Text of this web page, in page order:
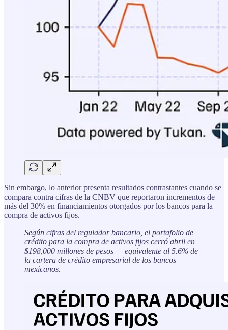
Sin embargo, lo anterior presenta resultados contrastantes cuando se
compara contra cifras de la CNBV que reportaron incrementos de
más del 30% en financiamientos otorgados por los bancos para la
compra de activos fijos.
Según cifras del regulador bancario, el portafolio de
crédito para la compra de activos fijos cerró abril en
$198,000 millones de pesos — equivalente al 5.6% de
la cartera de crédito empresarial de los bancos
mexicanos.